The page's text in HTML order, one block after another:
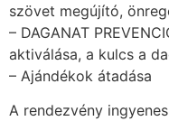
szövet megújító,
– DAGANAT
aktiválása, a kulcs a
– Ajándékok átadása
A rendezvény